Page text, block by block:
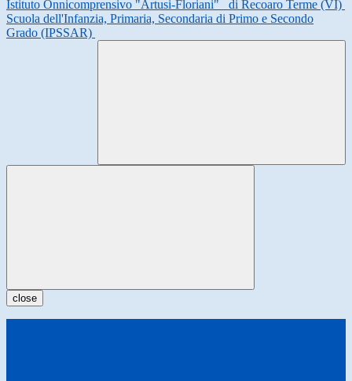
Istituto Onnicomprensivo "Artusi-Floriani"
di Recoaro Terme (VI)
Scuola dell'Infanzia, Primaria, Secondaria di Primo e Secondo
Grado (IPSSAR)
close